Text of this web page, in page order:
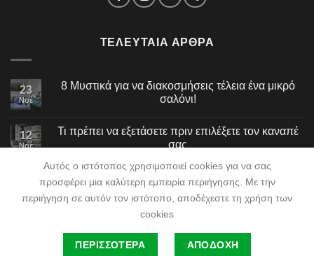
ΤΕΛΕΥΤΑΊΑ ΆΡΘΡΑ
23
Νοέ
8 Μυστικά για να διακοσμήσεις τέλεια ένα μικρό
σαλόνι!
12
Νοέ
Τι πρέπει να εξετάσετε πριν επιλέξετε τον καναπέ
σας
NeoSpiti Tsakiridis | Powered byDataSpecialists
Αυτός ο ιστότοπος χρησιμοποιεί cookies για να σας
προσφέρει μια καλύτερη εμπειρία περιήγησης. Με την
περιήγηση σε αυτόν τον ιστότοπο, αποδέχεστε τη χρήση των
cookies
ΠΕΡΙΣΣΟΤΕΡΑ ΑΠΟΔΟΧΗ